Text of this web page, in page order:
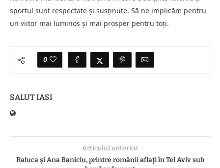
sportul sunt respectate și susținute. Să ne implicăm pentru
un viitor mai luminos și mai prosper pentru toți.
0
SALUT IASI
Articolul anterior
Raluca și Ana Baniciu, printre românii aflați în Tel Aviv sub